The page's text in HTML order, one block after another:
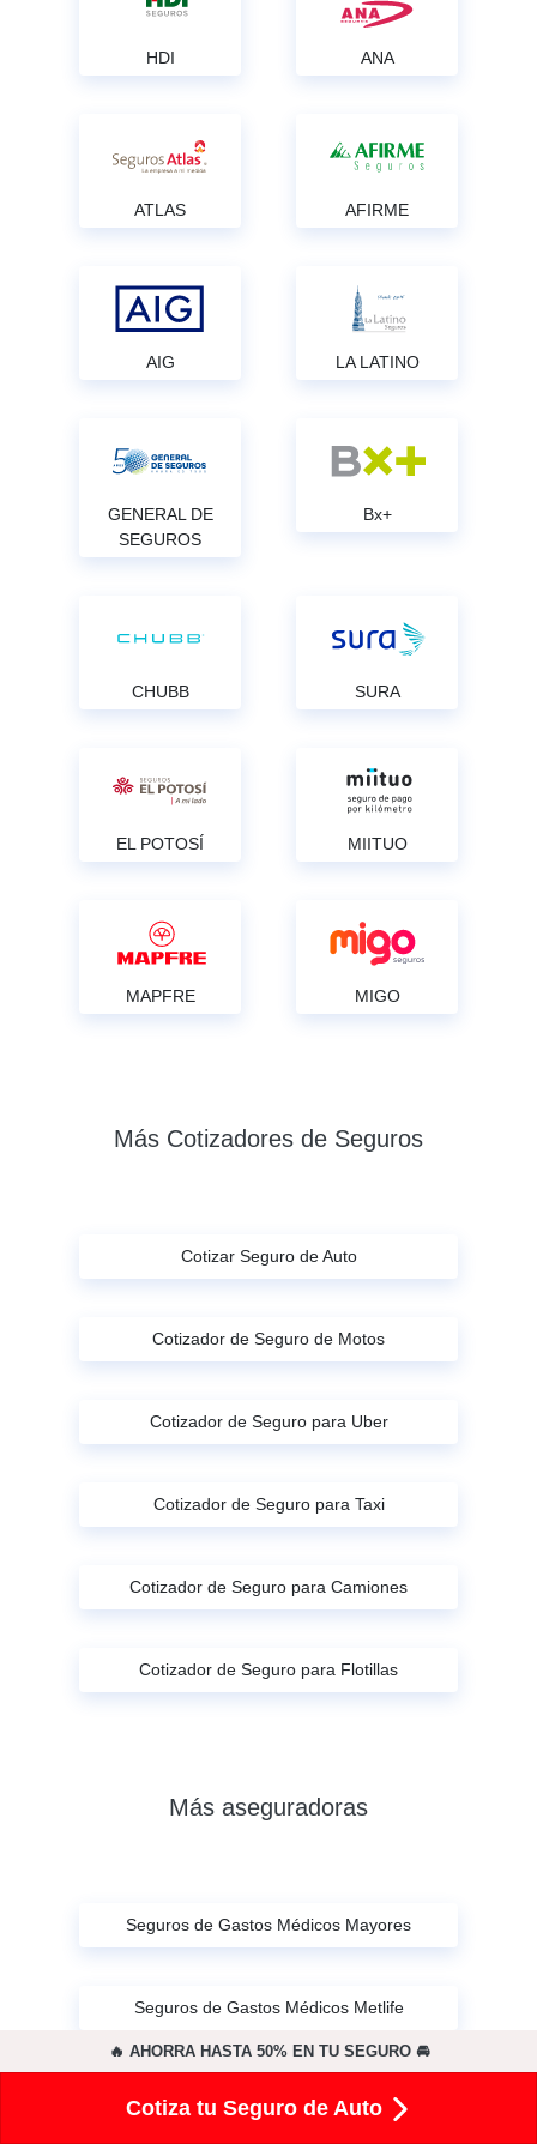
HDI ANA
ATLAS AFIRME
AIG LA LATINO
GENERAL DE
SEGUROS
Bx+
CHUBB SURA
EL POTOSÍ MIITUO
MAPFRE MIGO
Más Cotizadores de Seguros
Cotizar Seguro de Auto
Cotizador de Seguro de Motos
Cotizador de Seguro para Uber
Cotizador de Seguro para Taxi
Cotizador de Seguro para Camiones
Cotizador de Seguro para Flotillas
Más aseguradoras
Seguros de Gastos Médicos Mayores
Seguros de Gastos Médicos Metlife
🔥 AHORRA HASTA 50% EN TU SEGURO 🚘
Cotiza tu Seguro de Auto